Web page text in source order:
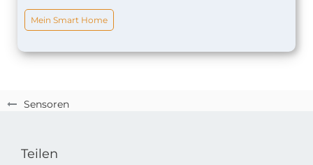
Sensoren
Mein Smart Home
Teilen